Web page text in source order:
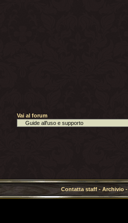
Vai al forum
Contatta staff- Archivio-